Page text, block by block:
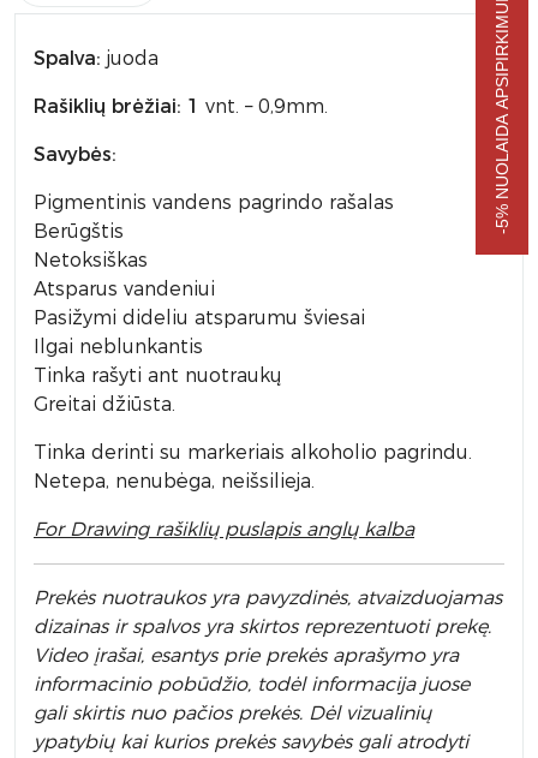
Spalva: juoda
Rašiklių brėžiai: 1 vnt. – 0,9mm.
Savybės:
Pigmentinis vandens pagrindo rašalas
Berūgštis
Netoksiškas
Atsparus vandeniui
Pasižymi dideliu atsparumu šviesai
Ilgai neblunkantis
Tinka rašyti ant nuotraukų
Greitai džiūsta.
Tinka derinti su markeriais alkoholio pagrindu.
Netepa, nenubėga, neišsilieja.
For Drawing rašiklių puslapis anglų kalba
Prekės nuotraukos yra pavyzdinės, atvaizduojamas
dizainas ir spalvos yra skirtos reprezentuoti prekę.
Video įrašai, esantys prie prekės aprašymo yra
informacinio pobūdžio, todėl informacija juose
gali skirtis nuo pačios prekės. Dėl vizualinių
ypatybių kai kurios prekės savybės gali atrodyti
-5% NUOLAIDA APSIPIRKIMUI